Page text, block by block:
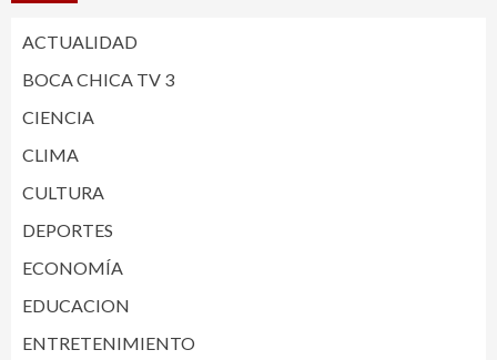
ACTUALIDAD
BOCA CHICA TV 3
CIENCIA
CLIMA
CULTURA
DEPORTES
ECONOMÍA
EDUCACION
ENTRETENIMIENTO